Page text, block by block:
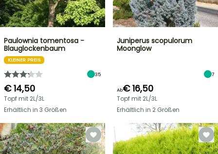
Paulownia tomentosa -
Blauglockenbaum
KLEINER PREIS
35
€ 14,50
Topf mit 2L/3L
Erhältlich in 3 Größen
Juniperus scopulorum
Moonglow
7
Ab€ 16,50
Topf mit 2L/3L
Erhältlich in 2 Größen